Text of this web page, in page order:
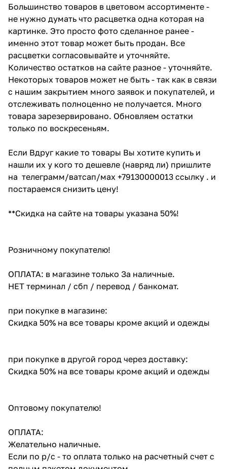
Большинство товаров в цветовом ассортименте -
не нужно думать что расцветка одна которая на
картинке. Это просто фото сделанное ранее -
именно этот товар может быть продан. Все
расцветки согласовывайте и уточняйте.
Количество остатков на сайте разное - уточняйте.
Некоторых товаров может не быть - так как в связи
с нашим закрытием много заявок и покупателей, и
отслеживать полноценно не получается. Много
товара зарезервировано. Обновляем остатки
только по воскресеньям.
Если Вдруг какие то товары Вы хотите купить и
нашли их у кого то дешевле (навряд ли) пришлите
на телеграмм/ватсап/мах +79130000013 ссылку . и
постараемся снизить цену!
**Скидка на сайте на товары указана 50%!
Розничному покупателю!
ОПЛАТА: в магазине только За наличные.
НЕТ терминал / сбп / перевод / банкомат.
при покупке в магазине:
Скидка 50% на все товары кроме акций и одежды
при покупке в другой город через доставку:
Скидка 50% на все товары кроме акций и одежды
Оптовому покупателю!
ОПЛАТА:
Желательно наличные.
Если по р/с - то оплата только на расчетный счет с